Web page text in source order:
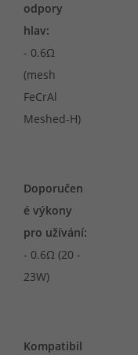
odpory
hlav:
- 0.6Ω
(mesh
FeCrAl
Meshed-H)
Doporučen
é výkony
pro užívání:
- 0.6Ω (20 -
23W)
Kompatibil